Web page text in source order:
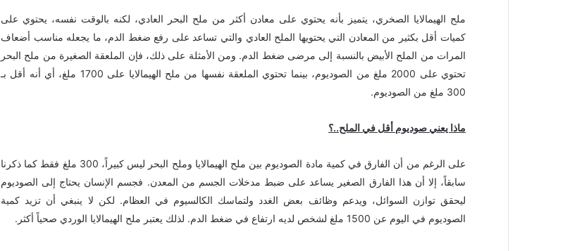
ملح الهيمالايا الصخري، يتميز بأنه يحتوي على معادن أكثر من ملح البحر العادي، لكنه بالوقت نفسه، يحتوي على
كميات أقل بكثير من المعادن التي يحتويها الملح العادي والتي تساعد على رفع ضغط الدم، ما يجعله مناسب أضعاف
المرات من الملح الأبيض بالنسبة إلى مرضى ضغط الدم. ومن الأمثلة على ذلك، فإن الملعقة الصغيرة من ملح البحر
تحتوي على 2000 ملغ من الصوديوم، بينما تحتوي الملعقة نفسها من ملح الهيمالايا على 1700 ملغ، أي أنه أقل بـ
300 ملغ من الصوديوم.
ماذا يعني صوديوم أقل في الملح..؟
على الرغم من أن الفارق في كمية مادة الصوديوم بين ملح الهيمالايا وملح البحر ليس كبيراً، 300 ملغ فقط كما ذكرنا
سابقاً، إلا أن هذا الفارق الصغير يساعد على ضبط مدخلات الجسم من المعدن. فجسم الإنسان يحتاج إلى الصوديوم
ليحقق توازن السوائل، ويدعم وظائف بعض الغدد ولتماسك الكالسيوم في العظام. لكن لا ينبغي أن تزيد كمية
الصوديوم في اليوم عن 1500 ملغ لشخص لديه ارتفاع في ضغط الدم. لذلك يعتبر ملح الهيمالايا الوردي صحياً أكثر.